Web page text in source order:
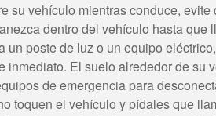
su vehículo mientras conduce,
dentro del vehículo hasta que
un poste de luz o un equipo
inmediato. El suelo alrededor de su
de emergencia para
toquen el vehículo y pídales que